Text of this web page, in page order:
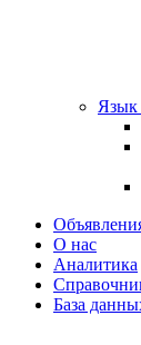
Язык
О нас
Аналитика
База